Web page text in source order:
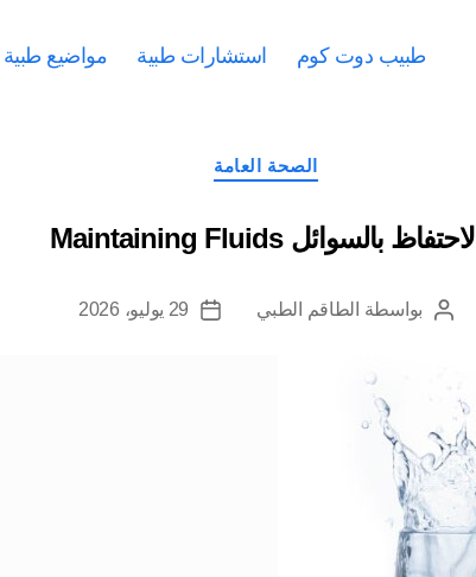
طبيب دوت كوم استشارات طبية مواضيع طبية
التصنيفات
الصحة العامة
الاحتفاظ بالسوائل Maintaining Fluids
كاتببواسطة الطاقم الطبي
تاريخ29 يوليو، 2026